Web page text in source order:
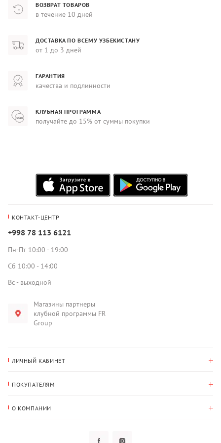
ВОЗВРАТ ТОВАРОВ
в течение 10 дней
ДОСТАВКА ПО ВСЕМУ УЗБЕКИСТАНУ
от 1 до 3 дней
ГАРАНТИЯ
качества и подлинности
КЛУБНАЯ ПРОГРАММА
получайте до 15% от суммы покупки
КОНТАКТ-ЦЕНТР
+998 78 113 6121
Пн-Пт 10:00 - 19:00
Сб 10:00 - 14:00
Вс - выходной
Магазины партнеры
клубной программы FR
Group
ЛИЧНЫЙ КАБИНЕТ
Адрес для доставки
ПОКУПАТЕЛЯМ
О КОМПАНИИ
Политика конфиденциальности